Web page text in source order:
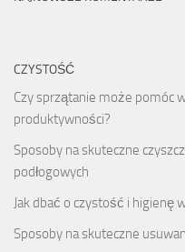
CZYSTOŚĆ
Czy sprzątanie może pomóc
produktywności?
Sposoby na skuteczne
podłogowych
Jak dbać o czystość i higienę
Sposoby na skuteczne